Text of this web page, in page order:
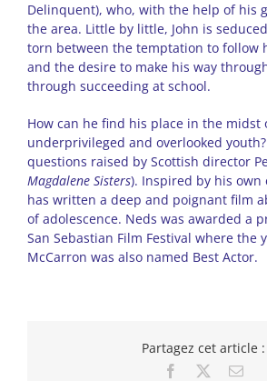
Delinquent), who, with the help of his
the area. Little by little, John is
torn between the temptation to follow
and the desire to make his way
through succeeding at school.
How can he find his place in the midst
underprivileged and overlooked
questions raised by Scottish director
Magdalene Sisters). Inspired by his own
has written a deep and poignant film
of adolescence. Neds was awarded a
San Sebastian Film Festival where the
McCarron was also named Best Actor.
Partagez cet article :
Facebook